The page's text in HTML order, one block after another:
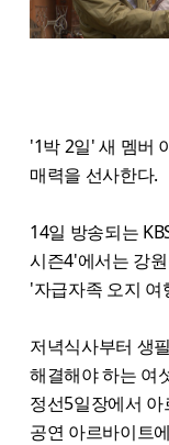
'1박 2일' 새 멤버
매력을 선사한다.
14일 방송되는
시즌4'에서는 강
'자급자족 오지 여
저녁식사부터 생
해결해야 하는 여
정선5일장에서
공연 아르바이트